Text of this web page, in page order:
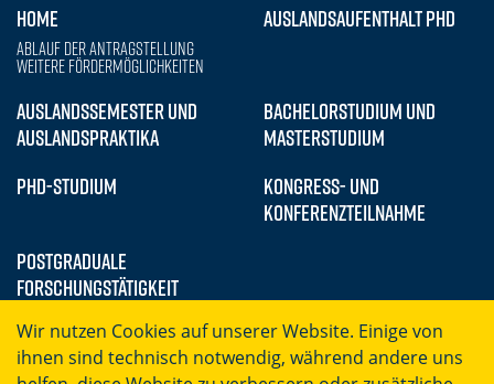
HOME
Ablauf der Antragstellung
Weitere Fördermöglichkeiten
AUSLANDSSEMESTER UND
AUSLANDSPRAKTIKA
AUSLANDSAUFENTHALT PHD
BACHELORSTUDIUM UND
MASTERSTUDIUM
PHD-STUDIUM
POSTGRADUALE
FORSCHUNGSTÄTIGKEIT
KONGRESS- UND
KONFERENZTEILNAHME
Wir nutzen Cookies auf unserer Website. Einige von
ihnen sind technisch notwendig, während andere uns